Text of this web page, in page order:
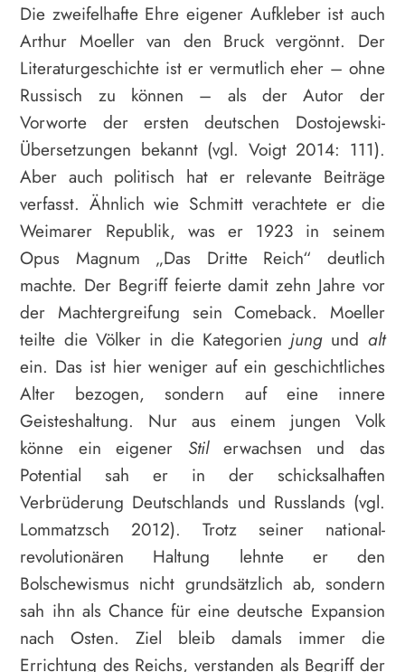
Die zweifelhafte Ehre eigener Aufkleber ist auch
Arthur Moeller van den Bruck vergönnt. Der
Literaturgeschichte ist er vermutlich eher – ohne
Russisch zu können – als der Autor der
Vorworte der ersten deutschen Dostojewski-
Übersetzungen bekannt (vgl. Voigt 2014: 111).
Aber auch politisch hat er relevante Beiträge
verfasst. Ähnlich wie Schmitt verachtete er die
Weimarer Republik, was er 1923 in seinem
Opus Magnum „Das Dritte Reich“ deutlich
machte. Der Begriff feierte damit zehn Jahre vor
der Machtergreifung sein Comeback. Moeller
teilte die Völker in die Kategorienjung und alt
ein. Das ist hier weniger auf ein geschichtliches
Alter bezogen, sondern auf eine innere
Geisteshaltung. Nur aus einem jungen Volk
könne ein eigener Stilerwachsen und das
Potential sah er in der schicksalhaften
Verbrüderung Deutschlands und Russlands (vgl.
Lommatzsch 2012). Trotz seiner national-
revolutionären Haltung lehnte er den
Bolschewismus nicht grundsätzlich ab, sondern
sah ihn als Chance für eine deutsche Expansion
nach Osten. Ziel bleib damals immer die
Errichtung des Reichs, verstanden als Begriff der